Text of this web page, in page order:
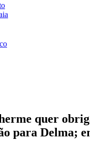
quer
para Delma;